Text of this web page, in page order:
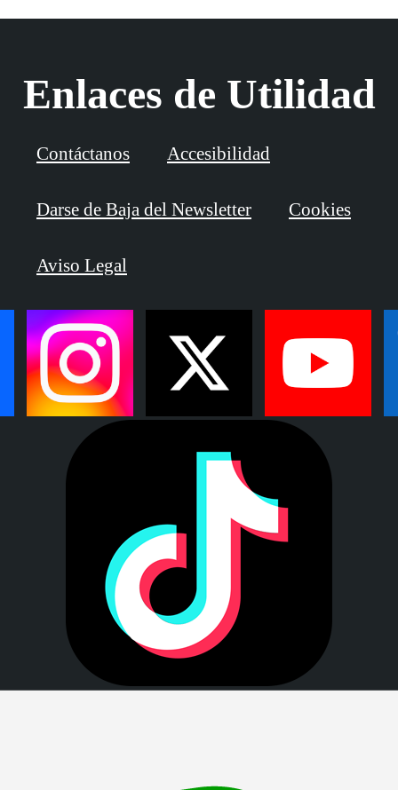
Enlaces de Utilidad
Contáctanos Accesibilidad
Darse de Baja del Newsletter Cookies
Aviso Legal